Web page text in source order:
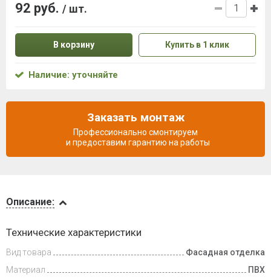
и оплата
Описание:
Технические характеристики
Вид товара
Фасадная отделка
Материал
ПВХ
92 руб. / шт.
В корзину Купить в 1 клик
Наличие: уточняйте
Заказать монтаж
Профессионально смонтируем
и предоставим гарантию на работы